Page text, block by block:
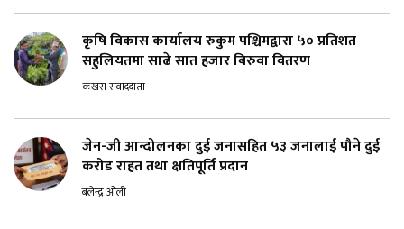
कृषि विकास कार्यालय रुकुम पश्चिमद्वारा ५० प्रतिशत
सहुलियतमा साढे सात हजार बिरुवा वितरण
कखरा संवाददाता
जेन-जी आन्दोलनका दुई जनासहित ५३ जनालाई पौने दुई
करोड राहत तथा क्षतिपूर्ति प्रदान
बलेन्द्र ओली